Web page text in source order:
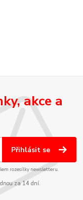
akce a
Přihlásit se
rozesílky newsletteru.
za 14 dní.